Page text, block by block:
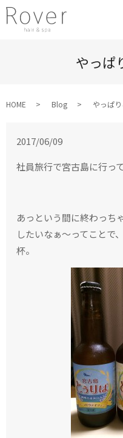
やっぱ
HOME Blog やっぱり
2017/06/09
社員旅行で宮古島に行っ
あっという間に終わっち
したいなぁ〜ってことで
杯。